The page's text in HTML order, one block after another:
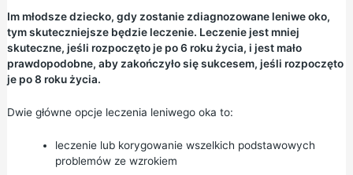
Im młodsze dziecko, gdy zostanie zdiagnozowane leniwe oko,
tym skuteczniejsze będzie leczenie. Leczenie jest mniej
skuteczne, jeśli rozpoczęto je po 6 roku życia, i jest mało
prawdopodobne, aby zakończyło się sukcesem, jeśli rozpoczęto
je po 8 roku życia.
Dwie główne opcje leczenia leniwego oka to:
leczenie lub korygowanie wszelkich podstawowych
problemów ze wzrokiem